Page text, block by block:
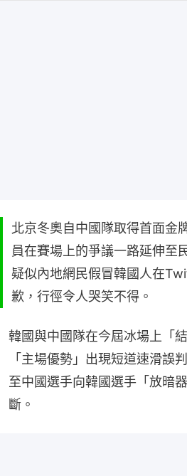
北京冬奧自中國隊取得首面金
員在賽場上的爭議一路延伸至
疑似內地網民假冒韓國人在
歉，行徑令人哭笑不得。
韓國與中國隊在今屆冰場上「
「主場優勢」出現短道速滑誤
至中國選手向韓國選手「放暗
斷。